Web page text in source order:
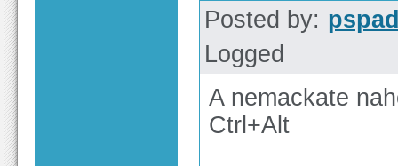
Posted by:
Logged
A nemackate
Ctrl+Alt